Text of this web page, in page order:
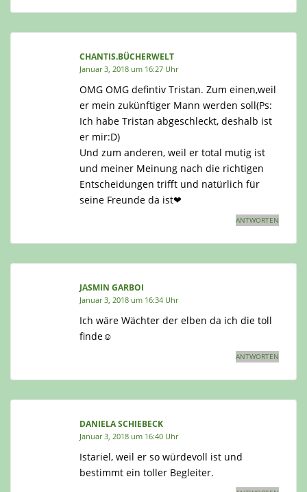
CHANTIS.BÜCHERWELT
Januar 3, 2018 um 16:27 Uhr
OMG OMG defintiv Tristan. Zum einen,weil
er mein zukünftiger Mann werden soll(Ps:
Ich habe Tristan abgeschleckt, deshalb ist
er mir:D)
Und zum anderen, weil er total mutig ist
und meiner Meinung nach die richtigen
Entscheidungen trifft und natürlich für
seine Freunde da ist❤
ANTWORTEN
JASMIN GARBOI
Januar 3, 2018 um 16:34 Uhr
Ich wäre Wächter der elben da ich die toll
finde☺
ANTWORTEN
DANIELA SCHIEBECK
Januar 3, 2018 um 16:40 Uhr
Istariel, weil er so würdevoll ist und
bestimmt ein toller Begleiter.